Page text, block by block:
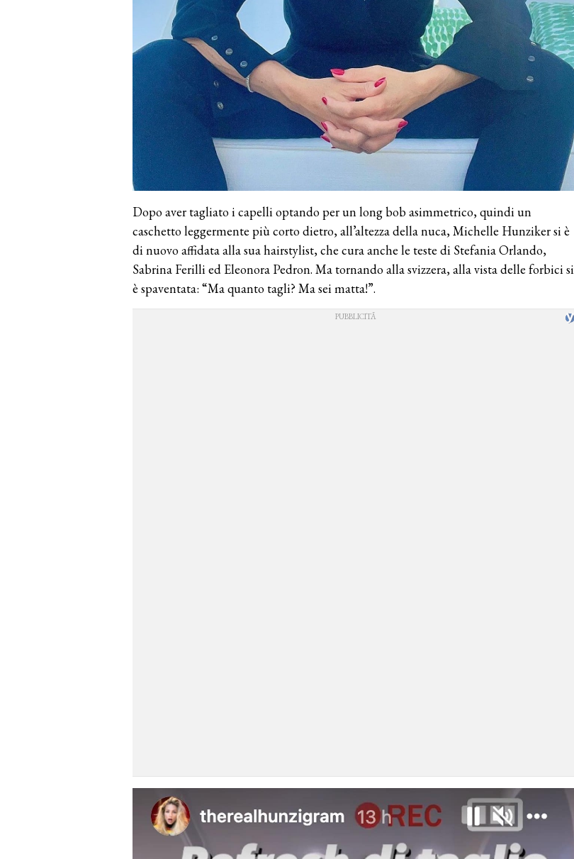
Dopo aver tagliato i capelli optando per un long bob asimmetrico, quindi un
caschetto leggermente più corto dietro, all’altezza della nuca, Michelle Hunziker si è
di nuovo affidata alla sua hairstylist, che cura anche le teste di Stefania Orlando,
Sabrina Ferilli ed Eleonora Pedron. Ma tornando alla svizzera, alla vista delle forbici si
è spaventata: “Ma quanto tagli? Ma sei matta!”.